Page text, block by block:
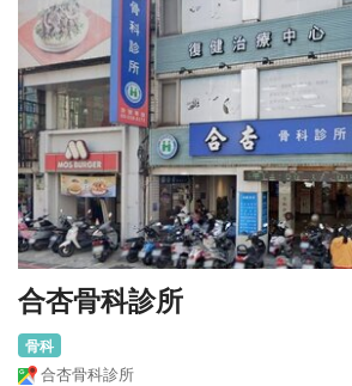
合杏骨科診所
骨科
合杏骨科診所